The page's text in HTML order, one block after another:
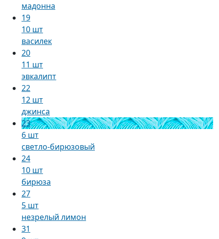
мадонна
19
10 шт
василек
20
11 шт
эвкалипт
22
12 шт
джинса
23
6 шт
светло-бирюзовый
24
10 шт
бирюза
27
5 шт
незрелый лимон
31